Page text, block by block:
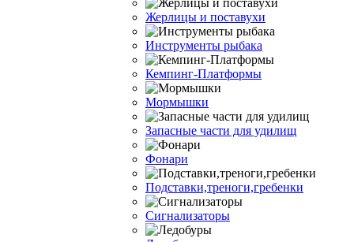
Жерлицы и поставухи
Инструменты рыбака
Кемпинг-Платформы
Мормышки
Запасные части для удилищ
Фонари
Подставки,треноги,гребенки
Сигнализаторы